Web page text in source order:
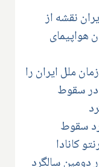
نقشه از
ملل ایران را
در سقوط
سقوط
کانادا